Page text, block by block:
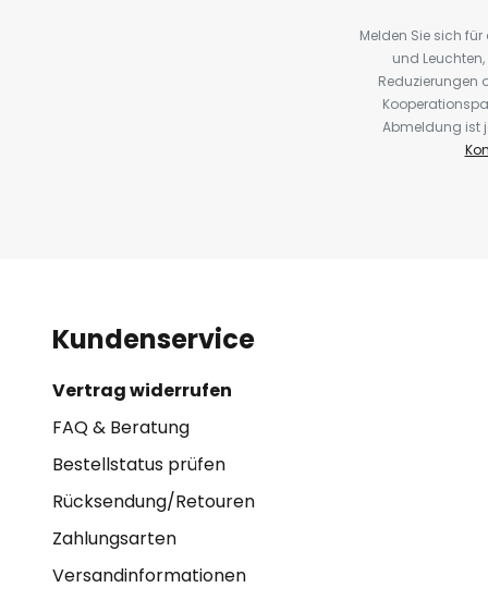
Melden Sie sich
und
Reduzierungen
Abmeldung ist
Kundenservice
Vertrag widerrufen
FAQ & Beratung
Bestellstatus prüfen
Rücksendung/Retouren
Zahlungsarten
Versandinformationen